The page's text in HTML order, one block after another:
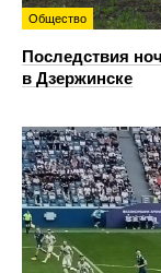
Общество
Последствия
в Дзержинске